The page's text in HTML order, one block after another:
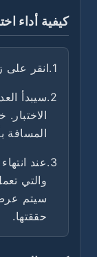
كيفية أداء
1. انقر على
2. سيبدأ
المسافة
3. عند
والتي
سيتم
حققتها.